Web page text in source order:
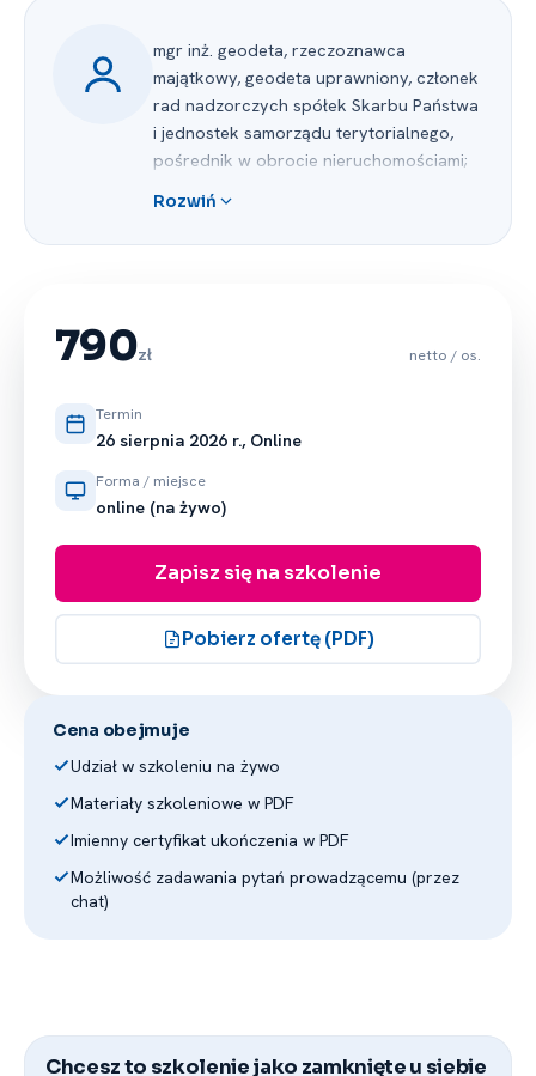
mgr inż. geodeta, rzeczoznawca
majątkowy, geodeta uprawniony, członek
rad nadzorczych spółek Skarbu Państwa
i jednostek samorządu terytorialnego,
pośrednik w obrocie nieruchomościami;
Komisji Kwalifikacyjnej dla kandydatów
na rzeczoznawców majątkowych;
Arbitrażowego przy Komisji Arbitrażowej
Stowarzyszenia Rzeczoznawców
Arbitrażowego tej Komisji, wieloletni
Przewodniczący KO ŚSRM;
Wykładowca na studiach
podyplomowych dla kandydatów
na rzeczoznawców majątkowych –m.in.
Uniwersytet Ekonomiczny w Katowicach,
Akademia WSB w Dąbrowie Górniczej;
nieruchomości, usługi geodezyjne
i kartograficzne) oraz kilkanaście lat
pracy w administracji samorządowej
na kierowniczych stanowiskach
związanych z gospodarką
dla pracowników administracji rządowej
i samorządowej w zakresie dokumentacji
Rozwiń
790zł netto / os.
Termin
26 sierpnia 2026 r., Online
Forma / miejsce
online (na żywo)
Zapisz się na szkolenie
Pobierz ofertę (PDF)
Cena obejmuje
Udział w szkoleniu na żywo
Materiały szkoleniowe w PDF
Imienny certyfikat ukończenia w PDF
Możliwość zadawania pytań prowadzącemu (przez
chat)
Chcesz to szkolenie jako zamknięte u siebie